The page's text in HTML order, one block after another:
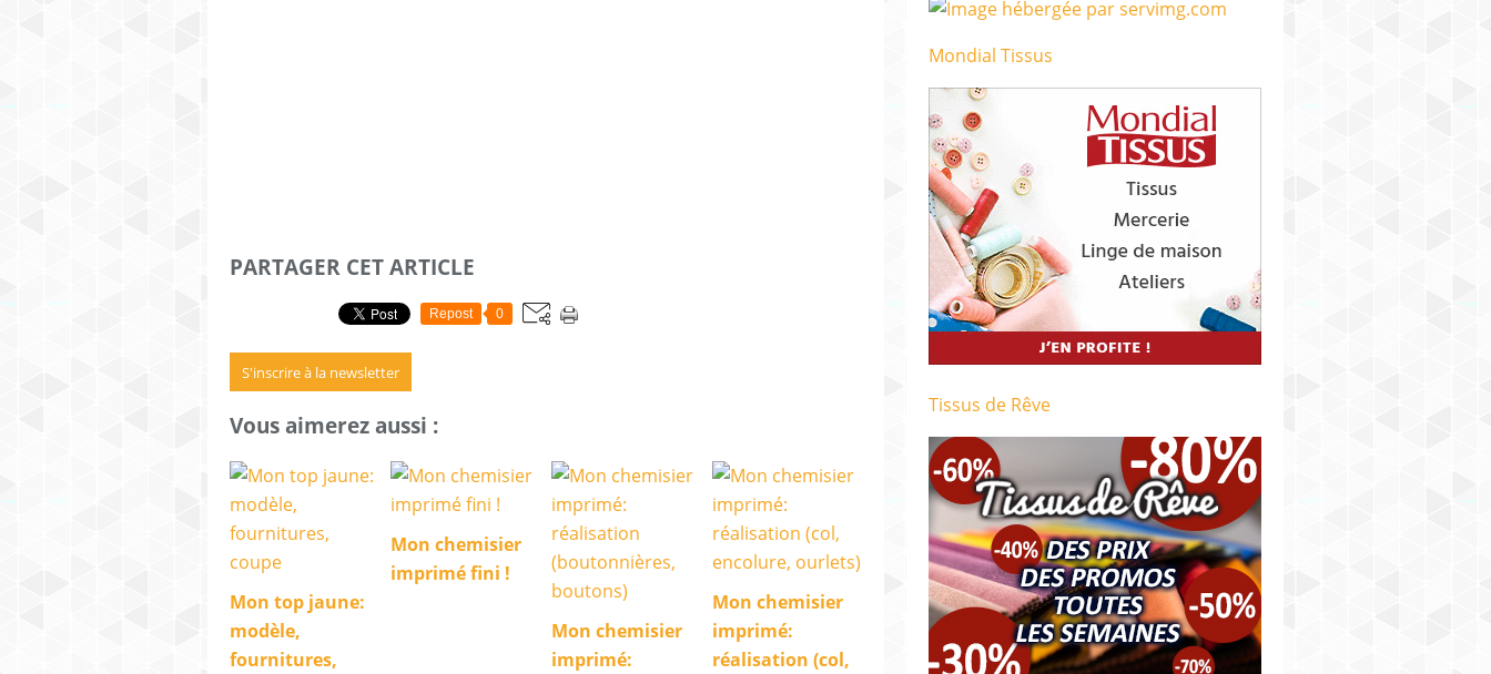
PARTAGER CET ARTICLE
Repost 0
S'inscrire à la newsletter
Vous aimerez aussi :
Mon top jaune:
modèle,
fournitures,
Mon chemisier
imprimé fini !
Mon chemisier
imprimé:
Mon chemisier
imprimé:
réalisation (col,
Mondial Tissus
Tissus de Rêve